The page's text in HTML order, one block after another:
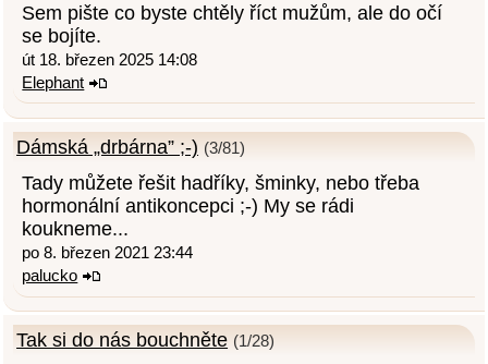
Sem pište co byste chtěly říct mužům, ale do očí
se bojíte.
út 18. březen 2025 14:08
Elephant
Dámská „drbárna” ;-) (3/81)
Tady můžete řešit hadříky, šminky, nebo třeba
hormonální antikoncepci ;-) My se rádi
koukneme...
po 8. březen 2021 23:44
palucko
Tak si do nás bouchněte (1/28)